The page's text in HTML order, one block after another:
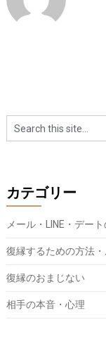
カテゴリー
メール・LINE・デー
復縁するための方法
復縁のおまじない
相手の本音・心理